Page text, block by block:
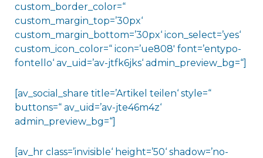
custom_border_color=“
custom_margin_top=’30px‘
custom_margin_bottom=’30px‘ icon_select=’yes‘
custom_icon_color=“ icon=’ue808′ font=’entypo-
fontello‘ av_uid=’av-jtfk6jks‘ admin_preview_bg=“]
[av_social_share title=’Artikel teilen‘ style=“
buttons=“ av_uid=’av-jte46m4z‘
admin_preview_bg=“]
[av_hr class=’invisible‘ height=’50‘ shadow=’no-